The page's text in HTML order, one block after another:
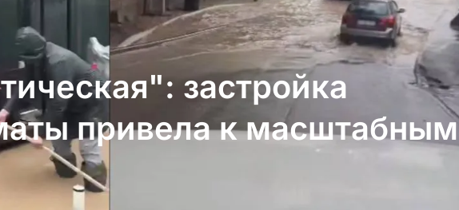
застройка
привела к масштабным